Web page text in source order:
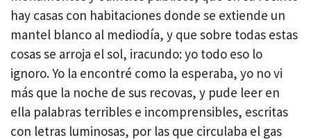
hay casas con habitaciones donde se extiende un
mantel blanco al mediodía, y que sobre todas estas
cosas se arroja el sol, iracundo: yo todo eso lo
ignoro. Yo la encontré como la esperaba, yo no vi
más que la noche de sus recovas, y pude leer en
ella palabras terribles e incomprensibles, escritas
con letras luminosas, por las que circulaba el gas